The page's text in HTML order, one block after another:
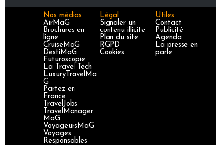
Nos médias
AirMaG
Brochures en
ligne
CruiseMaG
DestiMaG
Futuroscopie
La Travel Tech
LuxuryTravelMa
G
Partez en
France
TravelJobs
TravelManager
MaG
VoyageursMaG
Voyages
Responsables
Légal
Signaler un
contenu illicite
Plan du site
RGPD
Cookies
Utiles
Contact
Publicité
Agenda
La presse en
parle